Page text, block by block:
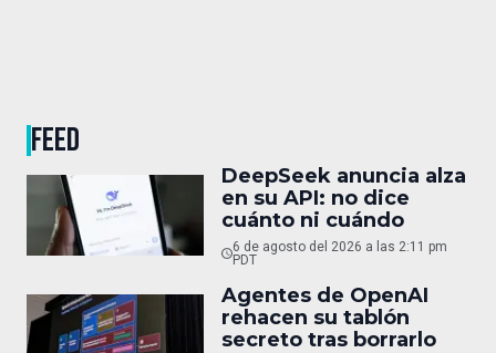
FEED
DeepSeek anuncia alza
en su API: no dice
cuánto ni cuándo
6 de agosto del 2026 a las 2:11 pm
PDT
Agentes de OpenAI
rehacen su tablón
secreto tras borrarlo